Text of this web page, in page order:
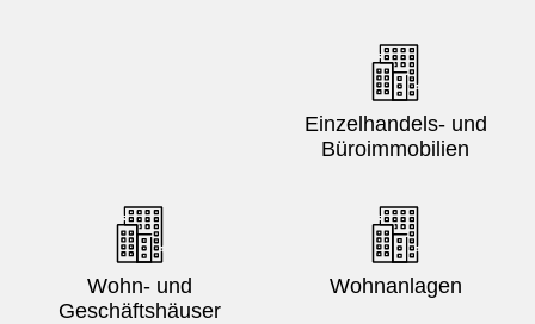
Einzelhandels- und
Büroimmobilien
Wohn- und
Geschäftshäuser
Wohnanlagen